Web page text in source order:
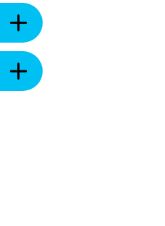
さ
と
納
税
開
く
選
挙
を
開
く
長
泉